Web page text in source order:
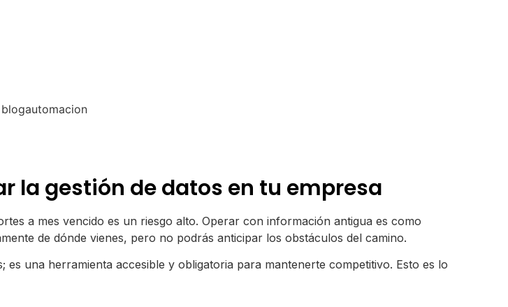
la gestión de datos en tu empresa
a mes vencido es un riesgo alto. Operar con información antigua es como
de dónde vienes, pero no podrás anticipar los obstáculos del camino.
una herramienta accesible y obligatoria para mantenerte competitivo. Esto es lo